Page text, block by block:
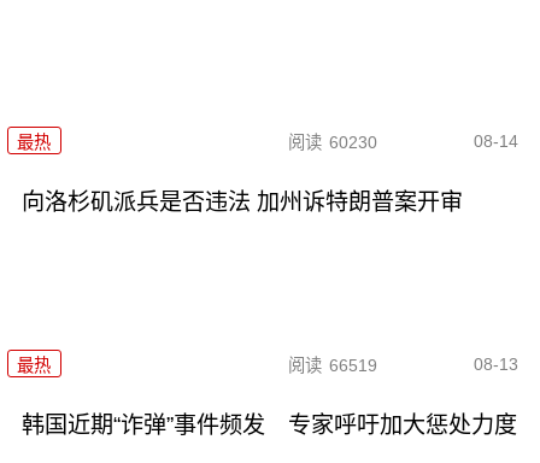
最热 阅读 60230 08-14
向洛杉矶派兵是否违法 加州诉特朗普案开审
最热 阅读 66519 08-13
韩国近期“诈弹”事件频发 专家呼吁加大惩处力度